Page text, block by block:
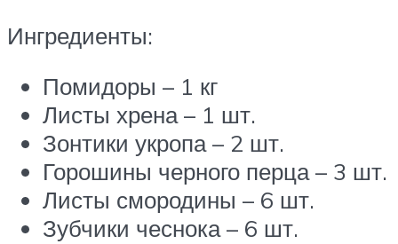
Ингредиенты:
Помидоры – 1 кг
Листы хрена – 1 шт.
Зонтики укропа – 2 шт.
Горошины черного перца – 3 шт.
Листы смородины – 6 шт.
Зубчики чеснока – 6 шт.